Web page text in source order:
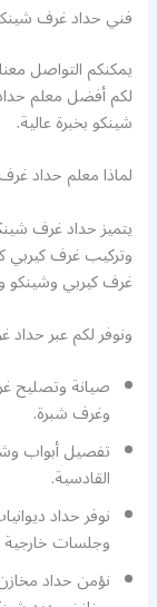
فني حداد غرف
يمكنكم التواصل
لكم أفضل معلم
شينكو بخبرة عالية.
لماذا معلم حداد
يتميز حداد غرف
وتركيب غرف كيربي
غرف كيربي وشينكو
ونوفر لكم عبر
صيانة وتصليح
وغرف شبرة.
تفصيل أبواب
القادسية.
نوفر حداد
وجلسات خارجية
نؤمن حداد